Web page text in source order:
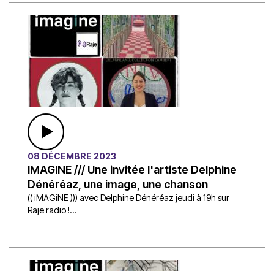
08 DÉCEMBRE 2023
IMAGINE /// Une invitée l'artiste Delphine
Dénéréaz, une image, une chanson
(( iMAGiNE ))) avec Delphine Dénéréaz jeudi à 19h sur
Raje radio !...